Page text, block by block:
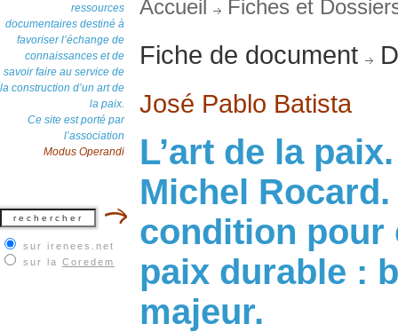
ressources
documentaires destiné à
favoriser l’échange de
connaissances et de
savoir faire au service de
la construction d’un art de
la paix.
Ce site est porté par
l’association
Modus Operandi
sur irenees.net
sur la Coredem
Accueil Fiches et
Fiche de document
José Pablo Batista
L’art de la
Michel
condition pour
paix durable :
majeur.